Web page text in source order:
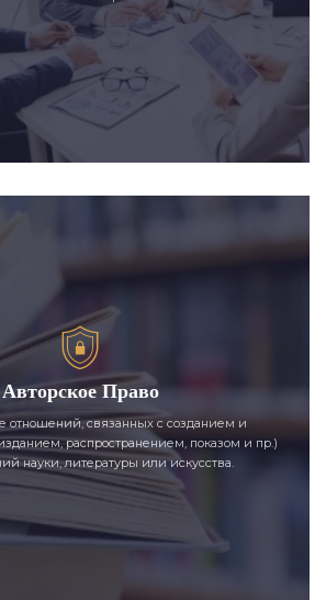
Авторское Право
отношений, связанных с созданием и
распространением, показом и пр.)
науки, литературы или искусства.